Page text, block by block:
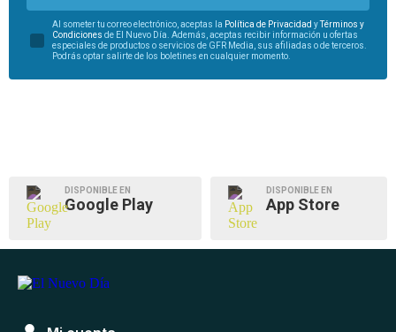
Al someter tu correo electrónico, aceptas la Política de Privacidad yTérminos y
Condiciones de El Nuevo Día. Además, aceptas recibir información u ofertas
especiales de productos o servicios de GFR Media, sus afiliadas o de terceros.
Podrás optar salirte de los boletines en cualquier momento.
DISPONIBLE EN
Google Play
DISPONIBLE EN
App Store